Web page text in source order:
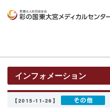
メディカルセンター
インフォメーション
【2015-11-26】